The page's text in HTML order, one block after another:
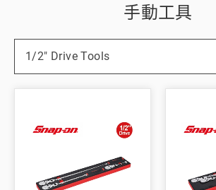
手動工具
1/2" Drive Tools